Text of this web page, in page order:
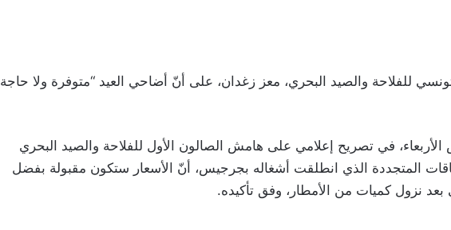
للفلاحة والصيد البحري، معز زغدان، على أنّ أضاحي العيد “متوفرة ولا حاجة
في تصريح إعلامي على هامش الصالون الأول للفلاحة والصيد البحري
المتجددة الذي انطلقت أشغاله بجرجيس، أنّ الأسعار ستكون مقبولة بفضل
نزول كميات من الأمطار، وفق تأكيده.